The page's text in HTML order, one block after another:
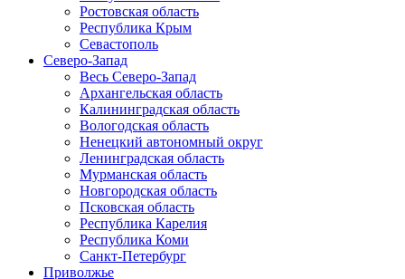
Ростовская область
Республика Крым
Севастополь
Северо-Запад
Весь Северо-Запад
Архангельская область
Калининградская область
Вологодская область
Ненецкий автономный округ
Ленинградская область
Мурманская область
Новгородская область
Псковская область
Республика Карелия
Республика Коми
Санкт-Петербург
Приволжье